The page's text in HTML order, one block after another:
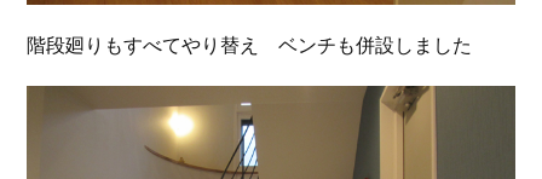
階段廻りもすべてやり替え ベンチも併設しました